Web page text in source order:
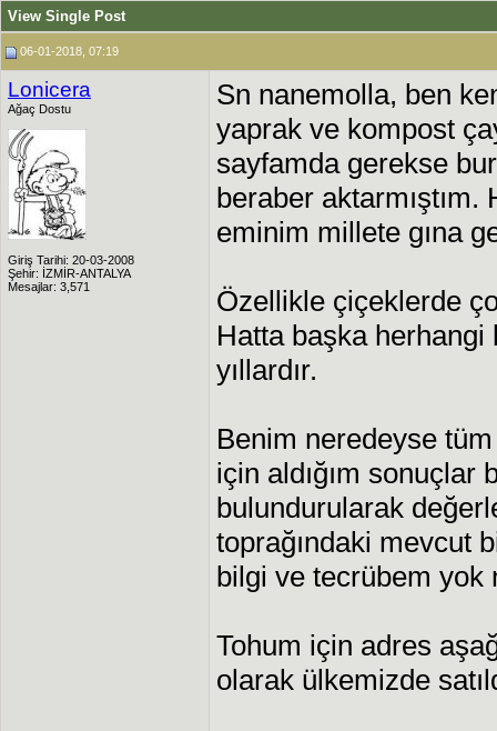
View Single Post
06-01-2018, 07:19
Lonicera
Ağaç Dostu
Giriş Tarihi: 20-03-2008
Şehir: İZMİR-ANTALYA
Mesajlar: 3,571
Sn nanemolla, ben
yaprak ve kompost
sayfamda gerekse
beraber
eminim millete gına
Özellikle çiçeklerde
Hatta başka herhangi
yıllardır.
Benim neredeyse
için aldığım sonuçlar
bulundurularak
toprağındaki mevcut
bilgi ve tecrübem yok
Tohum için adres
olarak ülkemizde